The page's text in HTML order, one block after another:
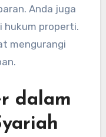
Anda juga
hukum properti.
mengurangi
dalam